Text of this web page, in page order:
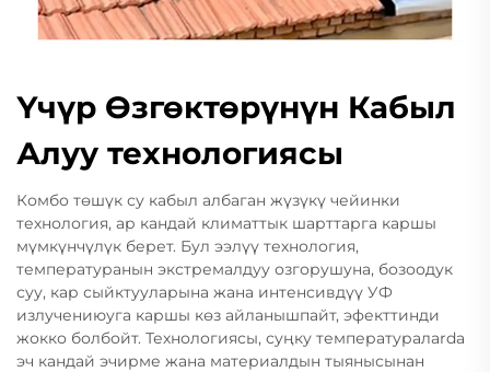
Үчүр Өзгөктөрүнүн Кабыл
Алуу технологиясы
Комбо төшүк су кабыл албаган жүзүкү чейинки
технология, ар кандай климаттык шарттарга каршы
мүмкүнчүлүк берет. Бул ээлүү технология,
температуранын экстремалдуу озгорушуна, бозоодук
суу, кар сыйктууларына жана интенсивдүү УФ
излучениюуга каршы көз айланышпайт, эфекттинди
жокко болбойт. Технологиясы, суңку температуралarda
эч кандай эчирме жана материалдын тыянысынан